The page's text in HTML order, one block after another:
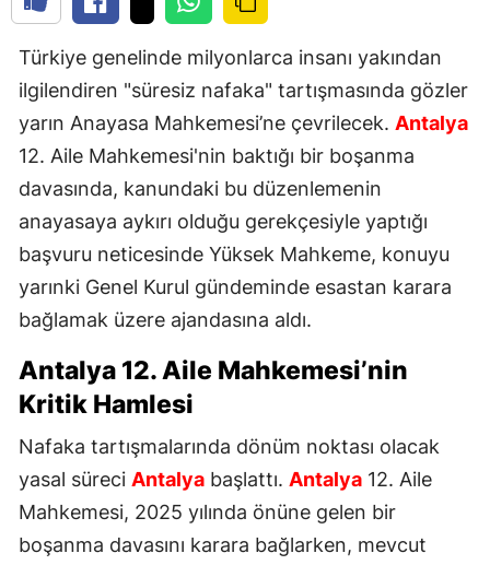
Türkiye genelinde milyonlarca insanı yakından
ilgilendiren "süresiz nafaka" tartışmasında gözler
yarın Anayasa Mahkemesi’ne çevrilecek. Antalya
12. Aile Mahkemesi'nin baktığı bir boşanma
davasında, kanundaki bu düzenlemenin
anayasaya aykırı olduğu gerekçesiyle yaptığı
başvuru neticesinde Yüksek Mahkeme, konuyu
yarınki Genel Kurul gündeminde esastan karara
bağlamak üzere ajandasına aldı.
Antalya 12. Aile Mahkemesi’nin
Kritik Hamlesi
Nafaka tartışmalarında dönüm noktası olacak
yasal süreci Antalya başlattı. Antalya 12. Aile
Mahkemesi, 2025 yılında önüne gelen bir
boşanma davasını karara bağlarken, mevcut